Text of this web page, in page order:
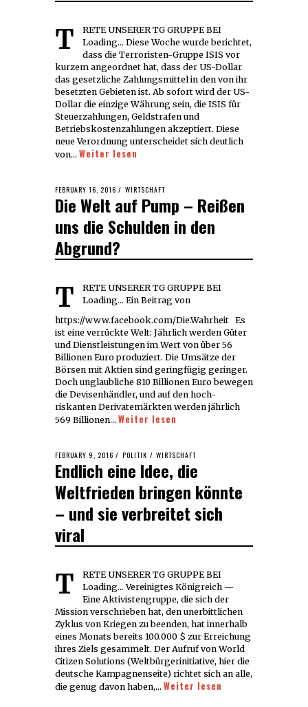
TRETE UNSERER TG GRUPPE BEI
Loading... Diese Woche wurde berichtet,
dass die Terroristen-Gruppe ISIS vor
kurzem angeordnet hat, dass der US-Dollar
das gesetzliche Zahlungsmittel in den von ihr
besetzten Gebieten ist. Ab sofort wird der US-
Dollar die einzige Währung sein, die ISIS für
Steuerzahlungen, Geldstrafen und
Betriebskostenzahlungen akzeptiert. Diese
neue Verordnung unterscheidet sich deutlich
von… Weiter lesen
POSTED
ON
FEBRUARY 16, 2016 FEBRUARY
2016
WIRTSCHAFT
Die Welt auf Pump – Reißen
uns die Schulden in den
Abgrund?
TRETE UNSERER TG GRUPPE BEI
Loading... Ein Beitrag von
https://www.facebook.com/Die.Wahrheit Es
ist eine verrückte Welt: Jährlich werden Güter
und Dienstleistungen im Wert von über 56
Billionen Euro produziert. Die Umsätze der
Börsen mit Aktien sind geringfügig geringer.
Doch unglaubliche 810 Billionen Euro bewegen
die Devisenhändler, und auf den hoch-
riskanten Derivatemärkten werden jährlich
569 Billionen… Weiter lesen
POSTED
ON
FEBRUARY 9, 2016 MARCH
7,
2016
POLITIK / WIRTSCHAFT
Endlich eine Idee, die
Weltfrieden bringen könnte
– und sie verbreitet sich
viral
TRETE UNSERER TG GRUPPE BEI
Loading... Vereinigtes Königreich —
Eine Aktivistengruppe, die sich der
Mission verschrieben hat, den unerbittlichen
Zyklus von Kriegen zu beenden, hat innerhalb
eines Monats bereits 100.000 $ zur Erreichung
ihres Ziels gesammelt. Der Aufruf von World
Citizen Solutions (Weltbürgerinitiative, hier die
deutsche Kampagnenseite) richtet sich an alle,
die genug davon haben,… Weiter lesen